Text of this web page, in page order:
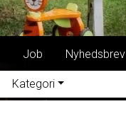
Job Nyhedsbrev
Kategori